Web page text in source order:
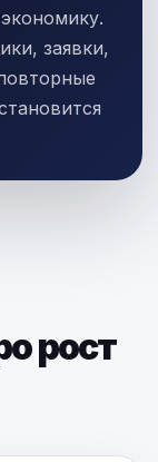
заявки,
рост